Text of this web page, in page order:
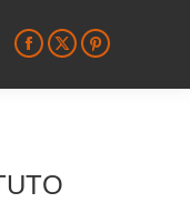
Facebook
page
new
window
X
page
Pinterest
page